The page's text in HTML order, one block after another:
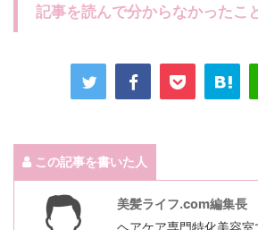
記事を読んで分からなかったこ
この記事を書いた人
美髪ライフ.com編集長